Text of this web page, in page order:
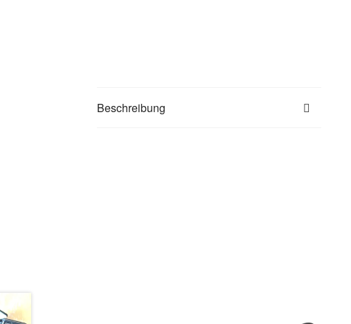
Beschreibung